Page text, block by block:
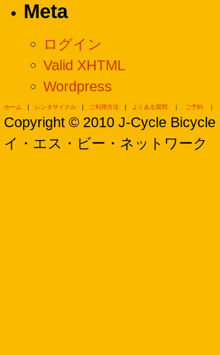
Meta
ログイン
Valid XHTML
Wordpress
ホーム レンタサイクル ご利用方法 よくある質問 ご予約
Copyright © 2010 J-Cycle
イ・エス・ビー・ネットワーク